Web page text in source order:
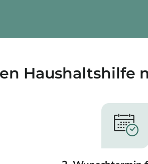
Haushaltshilfe